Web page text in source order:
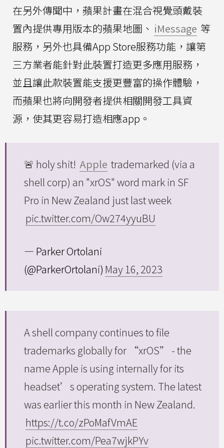
在另外傳聞中，蘋果計畫在混合視覺頭戴裝
置內提供專用版本的蘋果地圖、 iMessage 等
服務，另外也具備App Store服務功能，讓第
三方業者能針對此裝置打造更多應用服務，
並且讓此款裝置能支援更豐富的操作體驗，
而蘋果也將向開發者提供相關開發工具資
源，使其更容易打造相應app。
🚨 holy shit! Apple trademarked (via a
shell corp) an "xrOS" word mark in SF
Pro in New Zealand just last week
pic.twitter.com/Ow274yyuBU
— Parker Ortolani
(@ParkerOrtolani) May 16, 2023
A shell company continues to file
trademarks globally for “xrOS” - the
name Apple is using internally for its
headset’s operating system. The latest
was earlier this month in New Zealand.
https://t.co/zPoMafVmAE
pic.twitter.com/Pea7wjkPYv